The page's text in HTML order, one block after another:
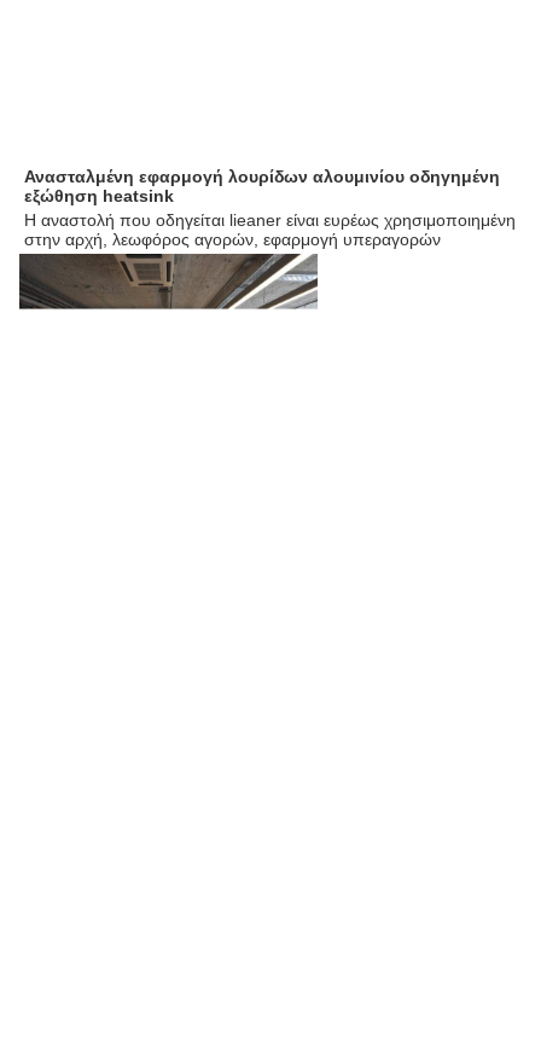
Ανασταλμένη εφαρμογή λουρίδων αλουμινίου οδηγημένη
εξώθηση heatsink
Η αναστολή που οδηγείται lieaner είναι ευρέως χρησιμοποιημένη
στην αρχή, λεωφόρος αγορών, εφαρμογή υπεραγορών